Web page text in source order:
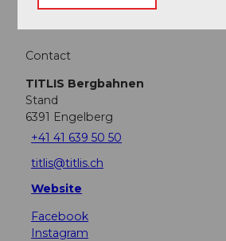
Contact
TITLIS Bergbahnen
Stand
6391 Engelberg
+41 41 639 50 50
titlis@titlis.ch
Website
Facebook
Instagram